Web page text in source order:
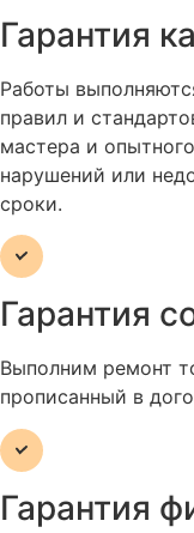
Гарантия
Работы
правил и
мастера и
нарушений или
сроки.
Гарантия
Выполним ремонт
прописанный в
Гарантия